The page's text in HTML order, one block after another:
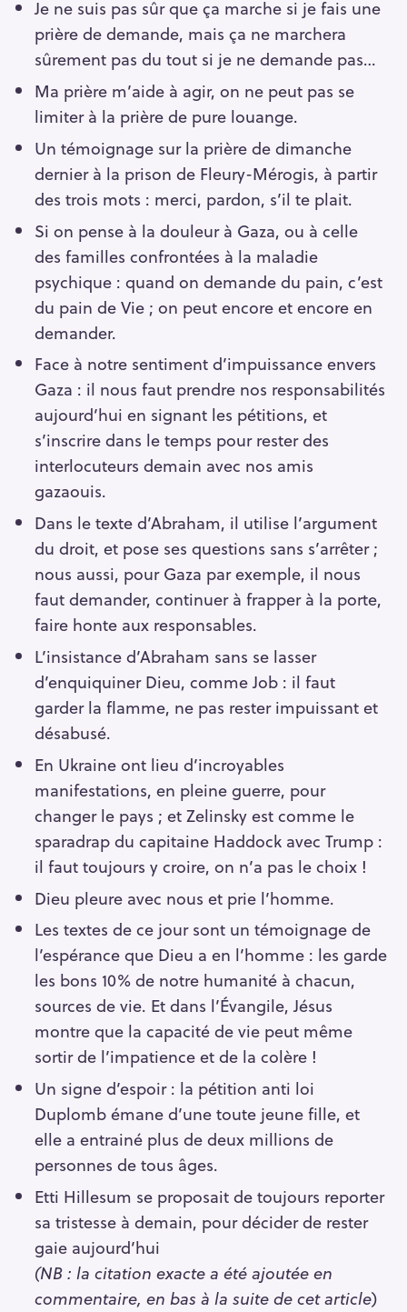
Je ne suis pas sûr que ça marche si je fais une
prière de demande, mais ça ne marchera
sûrement pas du tout si je ne demande pas…
Ma prière m’aide à agir, on ne peut pas se
limiter à la prière de pure louange.
Un témoignage sur la prière de dimanche
dernier à la prison de Fleury-Mérogis, à partir
des trois mots : merci, pardon, s’il te plait.
Si on pense à la douleur à Gaza, ou à celle
des familles confrontées à la maladie
psychique : quand on demande du pain, c’est
du pain de Vie ; on peut encore et encore en
demander.
Face à notre sentiment d’impuissance envers
Gaza : il nous faut prendre nos responsabilités
aujourd’hui en signant les pétitions, et
s’inscrire dans le temps pour rester des
interlocuteurs demain avec nos amis
gazaouis.
Dans le texte d’Abraham, il utilise l’argument
du droit, et pose ses questions sans s’arrêter ;
nous aussi, pour Gaza par exemple, il nous
faut demander, continuer à frapper à la porte,
faire honte aux responsables.
L’insistance d’Abraham sans se lasser
d’enquiquiner Dieu, comme Job : il faut
garder la flamme, ne pas rester impuissant et
désabusé.
En Ukraine ont lieu d’incroyables
manifestations, en pleine guerre, pour
changer le pays ; et Zelinsky est comme le
sparadrap du capitaine Haddock avec Trump :
il faut toujours y croire, on n’a pas le choix !
Dieu pleure avec nous et prie l’homme.
Les textes de ce jour sont un témoignage de
l’espérance que Dieu a en l’homme : les garde
les bons 10% de notre humanité à chacun,
sources de vie. Et dans l’Évangile, Jésus
montre que la capacité de vie peut même
sortir de l’impatience et de la colère !
Un signe d’espoir : la pétition anti loi
Duplomb émane d’une toute jeune fille, et
elle a entrainé plus de deux millions de
personnes de tous âges.
Etti Hillesum se proposait de toujours reporter
sa tristesse à demain, pour décider de rester
gaie aujourd’hui
(NB : la citation exacte a été ajoutée en
commentaire, en bas à la suite de cet article)